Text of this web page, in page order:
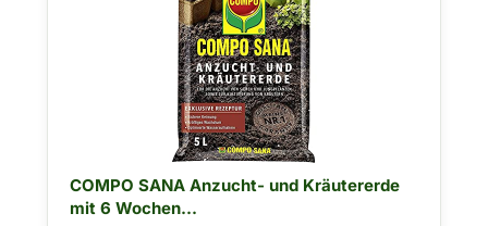
COMPO SANA Anzucht- und Kräutererde
mit 6 Wochen...